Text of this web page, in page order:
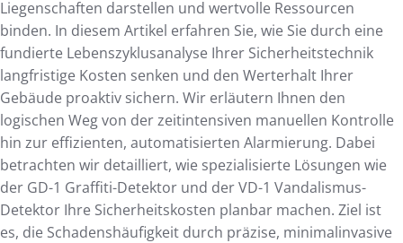
Liegenschaften darstellen und wertvolle Ressourcen
binden. In diesem Artikel erfahren Sie, wie Sie durch eine
fundierte Lebenszyklusanalyse Ihrer Sicherheitstechnik
langfristige Kosten senken und den Werterhalt Ihrer
Gebäude proaktiv sichern. Wir erläutern Ihnen den
logischen Weg von der zeitintensiven manuellen Kontrolle
hin zur effizienten, automatisierten Alarmierung. Dabei
betrachten wir detailliert, wie spezialisierte Lösungen wie
der GD-1 Graffiti-Detektor und der VD-1 Vandalismus-
Detektor Ihre Sicherheitskosten planbar machen. Ziel ist
es, die Schadenshäufigkeit durch präzise, minimalinvasive